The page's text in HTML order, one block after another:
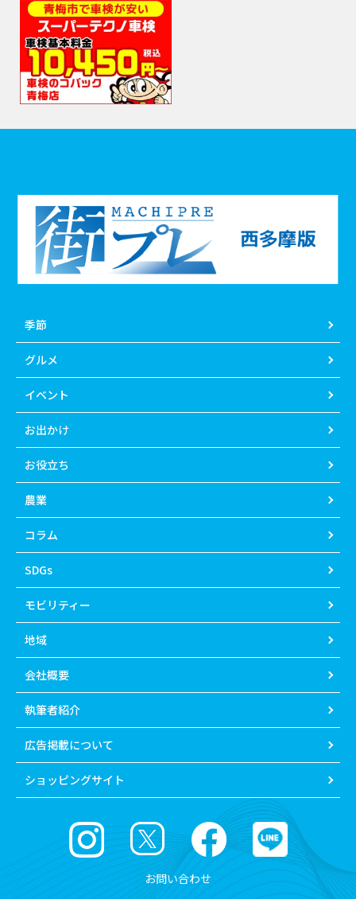
季節
グルメ
イベント
お出かけ
お役立ち
農業
コラム
SDGs
モビリティー
地域
会社概要
執筆者紹介
広告掲載について
ショッピングサイト
お問い合わせ